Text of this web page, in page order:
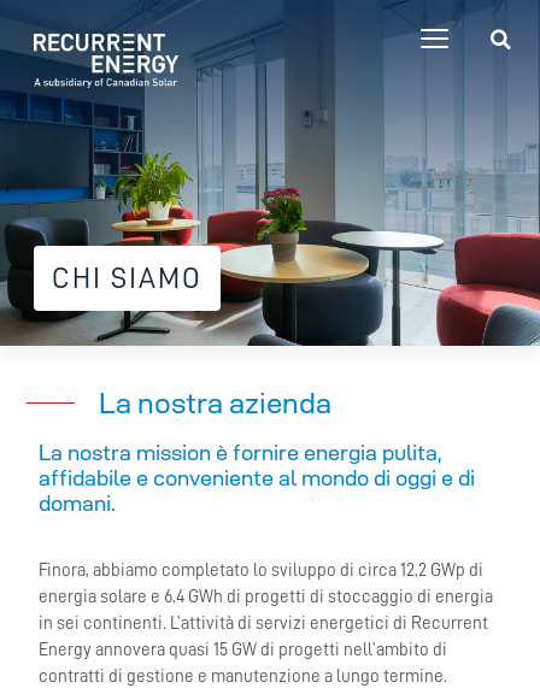
CHI SIAMO
La nostra azienda
La nostra mission è fornire energia pulita,
affidabile e conveniente al mondo di oggi e di
domani.
Finora, abbiamo completato lo sviluppo di circa 12,2 GWp di
energia solare e 6,4 GWh di progetti di stoccaggio di energia
in sei continenti. L’attività di servizi energetici di Recurrent
Energy annovera quasi 15 GW di progetti nell’ambito di
contratti di gestione e manutenzione a lungo termine.